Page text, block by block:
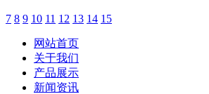
7 8 9 10 11 12 13 14 15
网站首页
关于我们
产品展示
新闻资讯